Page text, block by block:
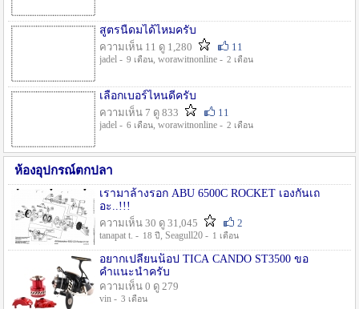
สูตรนี้ดมได้ไหมครับ
ความเห็น 11 ดู 1,280
11
jadel - 9 เดือน, worawitnonline - 2 เดือน
เลือกเบอร์ไหนดีครับ
ความเห็น 7 ดู 833
11
jadel - 6 เดือน, worawitnonline - 2 เดือน
ห้องอุปกรณ์ตกปลา
เรามาล้างรอก ABU 6500C ROCKET เองกันเถ
อะ..!!!
ความเห็น 30 ดู 31,045
2
tanapat t. - 18 ปี , Seagull20 - 1 เดือน
อยากเปลี่ยนน็อป TICA CANDO ST3500 ขอ
คำแนะนำครับ
ความเห็น 0 ดู 279
vin - 3 เดือน